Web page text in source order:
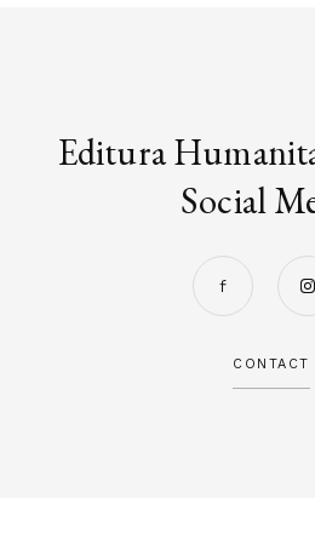
Editura
Social
CONTACT